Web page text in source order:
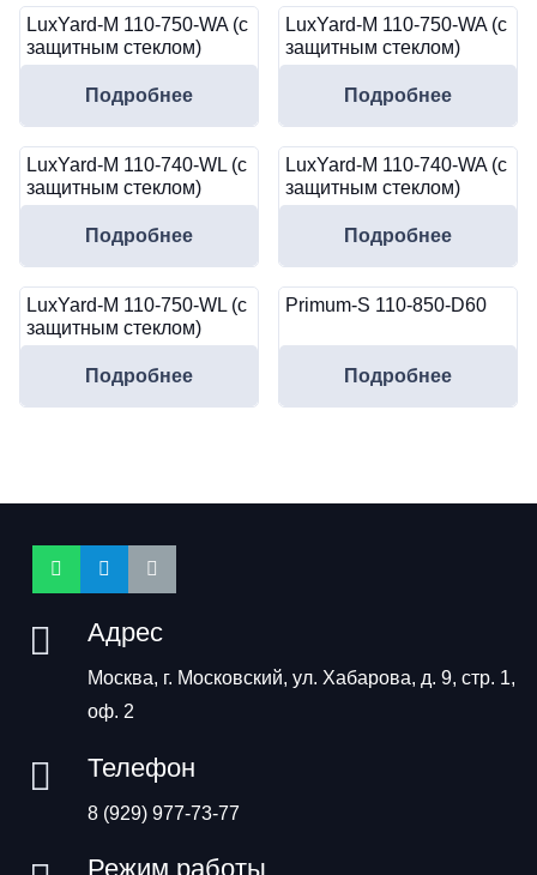
LuxYard-M 110-750-WA (с
защитным стеклом)
Подробнее
LuxYard-M 110-750-WA (с
защитным стеклом)
Подробнее
LuxYard-M 110-740-WL (с
защитным стеклом)
Подробнее
LuxYard-M 110-740-WA (с
защитным стеклом)
Подробнее
LuxYard-M 110-750-WL (с
защитным стеклом)
Подробнее
Primum-S 110-850-D60
Подробнее
Адрес
Москва, г. Московский, ул. Хабарова, д. 9, стр. 1,
оф. 2
Телефон
8 (929) 977-73-77
Режим работы